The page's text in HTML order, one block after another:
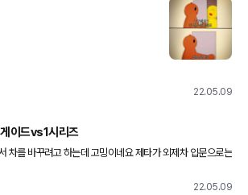
22.05.09
이드vs1시리즈
차를 바꾸려고 하는데 고밍이네요 제타가 외제차 입문으로는
좋다고 하는데 뭔가 실내가 부실하고 1시리즈는 옵션이 너
22.05.09